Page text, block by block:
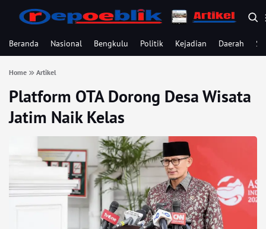
Beranda Nasional Bengkulu Politik Kejadian Daerah
Home Artikel
Platform OTA Dorong Desa Wisata
Jatim Naik Kelas